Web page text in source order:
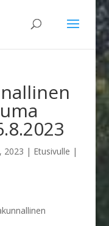
2023 | Etusivulle |